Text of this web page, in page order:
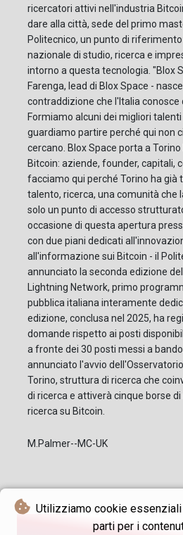
Utilizziamo cookie
parti per i
ricercatori attivi nell'industria
dare alla città, sede del primo
Politecnico, un punto di
nazionale di studio, ricerca e
intorno a questa tecnologia. "Blox
Farenga, lead di Blox Space -
contraddizione che l'Italia conosce
Formiamo alcuni dei migliori
guardiamo partire perché qui non
cercano. Blox Space porta a
Bitcoin: aziende, founder, capitali,
facciamo qui perché Torino ha già
talento, ricerca, una comunità che
solo un punto di accesso
occasione di questa apertura
con due piani dedicati
all'informazione sui Bitcoin - il
annunciato la seconda edizione
Lightning Network, primo
pubblica italiana interamente
edizione, conclusa nel 2025, ha
domande rispetto ai posti
a fronte dei 30 posti messi a
annunciato l'avvio
Torino, struttura di ricerca che
di ricerca e attiverà cinque borse
ricerca su Bitcoin.
M.Palmer--MC-UK